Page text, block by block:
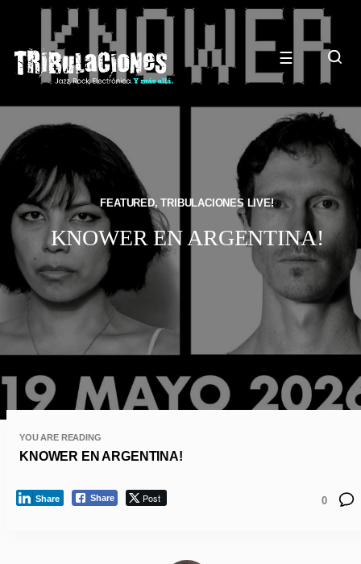
☰
FEATURED,TRIBULACIONES LIVE!
KNOWER EN ARGENTINA!
YOU ARE READING
KNOWER EN ARGENTINA!
Share Post
Share 0